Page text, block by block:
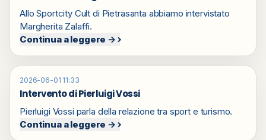
Allo Sportcity Cult di Pietrasanta abbiamo intervistato
Margherita Zalaffi.
Continua a leggere →
2026-06-01 11:33
Intervento di Pierluigi Vossi
Pierluigi Vossi parla della relazione tra sport e turismo.
Continua a leggere →